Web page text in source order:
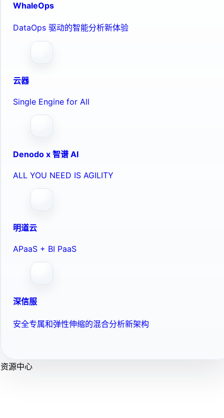
WhaleOps
DataOps 驱动的智能分析新体验
云器
Single Engine for All
Denodo x 智谱 AI
ALL YOU NEED IS AGILITY
明道云
APaaS + BI PaaS
深信服
安全专属和弹性伸缩的混合分析新架构
资源中心